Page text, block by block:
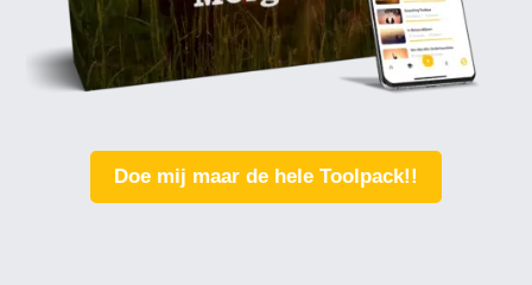
Doe mij maar de hele Toolpack!!